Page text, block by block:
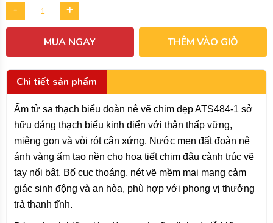
- +
MUA NGAY THÊM VÀO GIỎ
Chi tiết sản phẩm
Ấm tử sa thạch biểu đoàn nê vẽ chim đẹp ATS484-1 sở
hữu dáng thạch biểu kinh điển với thân thấp vững,
miệng gọn và vòi rót cân xứng. Nước men đất đoàn nê
ánh vàng ấm tạo nền cho họa tiết chim đậu cành trúc vẽ
tay nổi bật. Bố cục thoáng, nét vẽ mềm mại mang cảm
giác sinh động và an hòa, phù hợp với phong vị thưởng
trà thanh tĩnh.